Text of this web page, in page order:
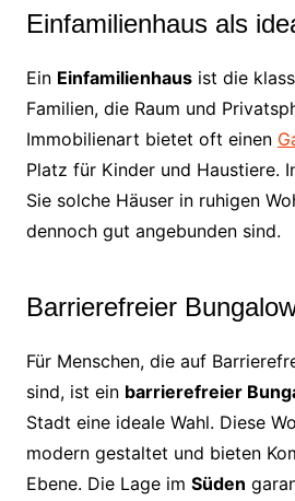
Einfamilienhaus als
Ein Einfamilienhausist die
Familien, die Raum und
Immobilienart bietet oft einen
Platz für Kinder und Haustiere.
Sie solche Häuser in ruhigen
dennoch gut angebunden sind.
Barrierefreier
Für Menschen, die auf
sind, ist ein barrierefreier
Stadt eine ideale Wahl. Diese
modern gestaltet und bieten
Ebene. Die Lage im Süden